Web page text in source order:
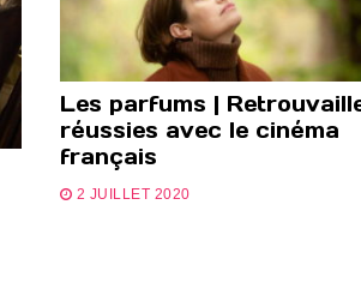
Les parfums |
réussies avec le cinéma
français
2 JUILLET 2020